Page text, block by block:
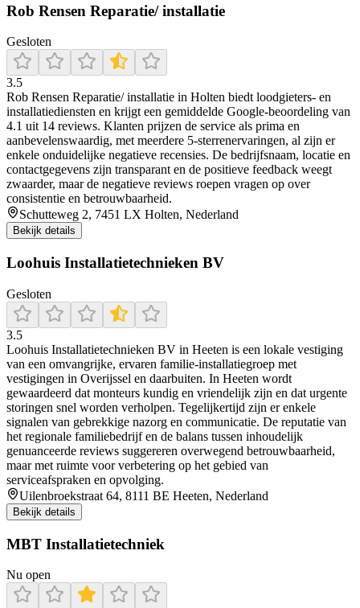
Rob Rensen Reparatie/ installatie
Gesloten
3.5
Rob Rensen Reparatie/ installatie in Holten biedt loodgieters- en
installatiediensten en krijgt een gemiddelde Google-beoordeling van
4.1 uit 14 reviews. Klanten prijzen de service als prima en
aanbevelenswaardig, met meerdere 5-sterrenervaringen, al zijn er
enkele onduidelijke negatieve recensies. De bedrijfsnaam, locatie en
contactgegevens zijn transparant en de positieve feedback weegt
zwaarder, maar de negatieve reviews roepen vragen op over
consistentie en betrouwbaarheid.
Schutteweg 2, 7451 LX Holten, Nederland
Bekijk details
Loohuis Installatietechnieken BV
Gesloten
3.5
Loohuis Installatietechnieken BV in Heeten is een lokale vestiging
van een omvangrijke, ervaren familie-installatiegroep met
vestigingen in Overijssel en daarbuiten. In Heeten wordt
gewaardeerd dat monteurs kundig en vriendelijk zijn en dat urgente
storingen snel worden verholpen. Tegelijkertijd zijn er enkele
signalen van gebrekkige nazorg en communicatie. De reputatie van
het regionale familiebedrijf en de balans tussen inhoudelijk
genuanceerde reviews suggereren overwegend betrouwbaarheid,
maar met ruimte voor verbetering op het gebied van
serviceafspraken en opvolging.
Uilenbroekstraat 64, 8111 BE Heeten, Nederland
Bekijk details
MBT Installatietechniek
Nu open